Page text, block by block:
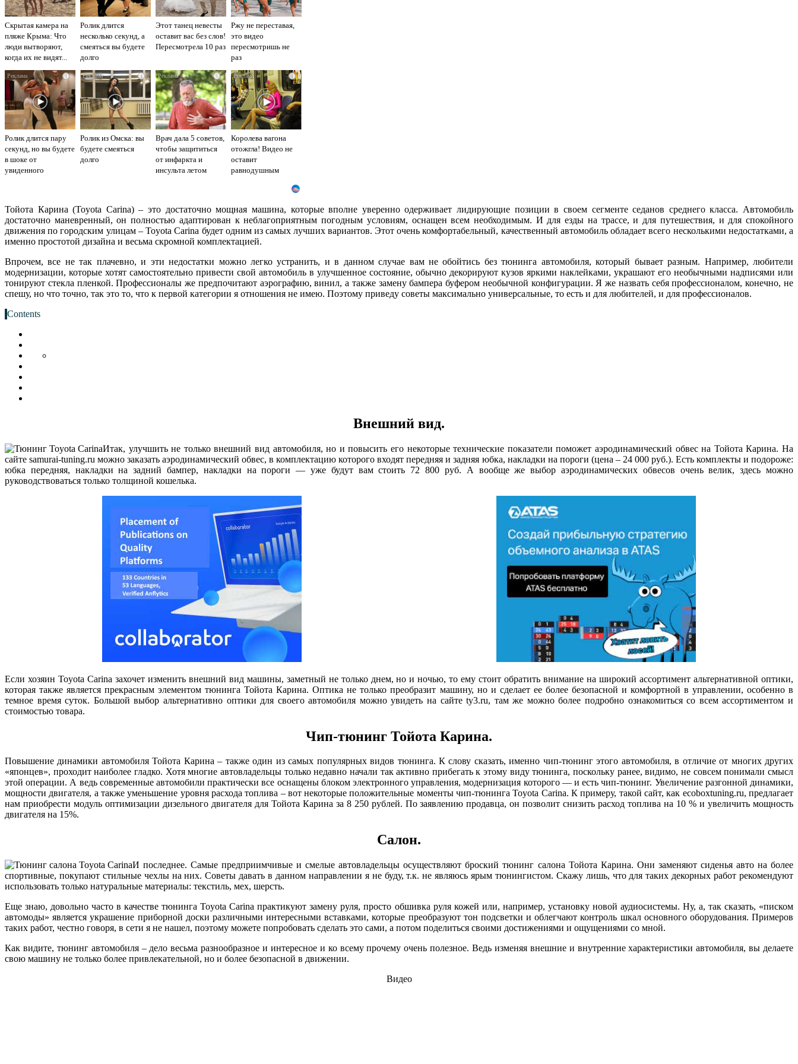
Скрытая камера на
пляже Крыма: Что
люди вытворяют,
когда их не видят...
Ролик длится
несколько секунд, а
смеяться вы будете
долго
Этот танец невесты
оставит вас без слов!
Пересмотрела 10 раз
Ржу не переставая,
это видео
пересмотришь не
раз
i
Ролик длится пару
секунд, но вы будете
в шоке от
увиденного
i
Ролик из Омска: вы
будете смеяться
долго
i
Врач дала 5 советов,
чтобы защититься
от инфаркта и
инсульта летом
i
Королева вагона
отожгла! Видео не
оставит
равнодушным
Тойота Карина (Toyota Carina) – это достаточно мощная машина, которые вполне уверенно одерживает лидирующие позиции в своем сегменте седанов среднего класса. Автомобиль
достаточно маневренный, он полностью адаптирован к неблагоприятным погодным условиям, оснащен всем необходимым. И для езды на трассе, и для путешествия, и для спокойного
движения по городским улицам – Toyota Carina будет одним из самых лучших вариантов. Этот очень комфортабельный, качественный автомобиль обладает всего несколькими недостатками, а
именно простотой дизайна и весьма скромной комплектацией.
Впрочем, все не так плачевно, и эти недостатки можно легко устранить, и в данном случае вам не обойтись без тюнинга автомобиля, который бывает разным. Например, любители
модернизации, которые хотят самостоятельно привести свой автомобиль в улучшенное состояние, обычно декорируют кузов яркими наклейками, украшают его необычными надписями или
тонируют стекла пленкой. Профессионалы же предпочитают аэрографию, винил, а также замену бампера буфером необычной конфигурации. Я же назвать себя профессионалом, конечно, не
спешу, но что точно, так это то, что к первой категории я отношения не имею. Поэтому приведу советы максимально универсальные, то есть и для любителей, и для профессионалов.
Contents
Внешний вид.
Итак, улучшить не только внешний вид автомобиля, но и повысить его некоторые технические показатели поможет аэродинамический обвес на Тойота Карина. На
сайте samurai-tuning.ru можно заказать аэродинамический обвес, в комплектацию которого входят передняя и задняя юбка, накладки на пороги (цена – 24 000 руб.). Есть комплекты и подороже:
юбка передняя, накладки на задний бампер, накладки на пороги — уже будут вам стоить 72 800 руб. А вообще же выбор аэродинамических обвесов очень велик, здесь можно
руководствоваться только толщиной кошелька.
Если хозяин Toyota Carina захочет изменить внешний вид машины, заметный не только днем, но и ночью, то ему стоит обратить внимание на широкий ассортимент альтернативной оптики,
которая также является прекрасным элементом тюнинга Тойота Карина. Оптика не только преобразит машину, но и сделает ее более безопасной и комфортной в управлении, особенно в
темное время суток. Большой выбор альтернативно оптики для своего автомобиля можно увидеть на сайте ty3.ru, там же можно более подробно ознакомиться со всем ассортиментом и
стоимостью товара.
Чип-тюнинг Тойота Карина.
Повышение динамики автомобиля Тойота Карина – также один из самых популярных видов тюнинга. К слову сказать, именно чип-тюнинг этого автомобиля, в отличие от многих других
«японцев», проходит наиболее гладко. Хотя многие автовладельцы только недавно начали так активно прибегать к этому виду тюнинга, поскольку ранее, видимо, не совсем понимали смысл
этой операции. А ведь современные автомобили практически все оснащены блоком электронного управления, модернизация которого — и есть чип-тюнинг. Увеличение разгонной динамики,
мощности двигателя, а также уменьшение уровня расхода топлива – вот некоторые положительные моменты чип-тюнинга Toyota Carina. К примеру, такой сайт, как ecoboxtuning.ru, предлагает
нам приобрести модуль оптимизации дизельного двигателя для Тойота Карина за 8 250 рублей. По заявлению продавца, он позволит снизить расход топлива на 10 % и увеличить мощность
двигателя на 15%.
Салон.
И последнее. Самые предприимчивые и смелые автовладельцы осуществляют броский тюнинг салона Тойота Карина. Они заменяют сиденья авто на более
спортивные, покупают стильные чехлы на них. Советы давать в данном направлении я не буду, т.к. не являюсь ярым тюнингистом. Скажу лишь, что для таких декорных работ рекомендуют
использовать только натуральные материалы: текстиль, мех, шерсть.
Еще знаю, довольно часто в качестве тюнинга Toyota Carina практикуют замену руля, просто обшивка руля кожей или, например, установку новой аудиосистемы. Ну, а, так сказать, «писком
автомоды» является украшение приборной доски различными интересными вставками, которые преобразуют тон подсветки и облегчают контроль шкал основного оборудования. Примеров
таких работ, честно говоря, в сети я не нашел, поэтому можете попробовать сделать это сами, а потом поделиться своими достижениями и ощущениями со мной.
Как видите, тюнинг автомобиля – дело весьма разнообразное и интересное и ко всему прочему очень полезное. Ведь изменяя внешние и внутренние характеристики автомобиля, вы делаете
свою машину не только более привлекательной, но и более безопасной в движении.
Видео